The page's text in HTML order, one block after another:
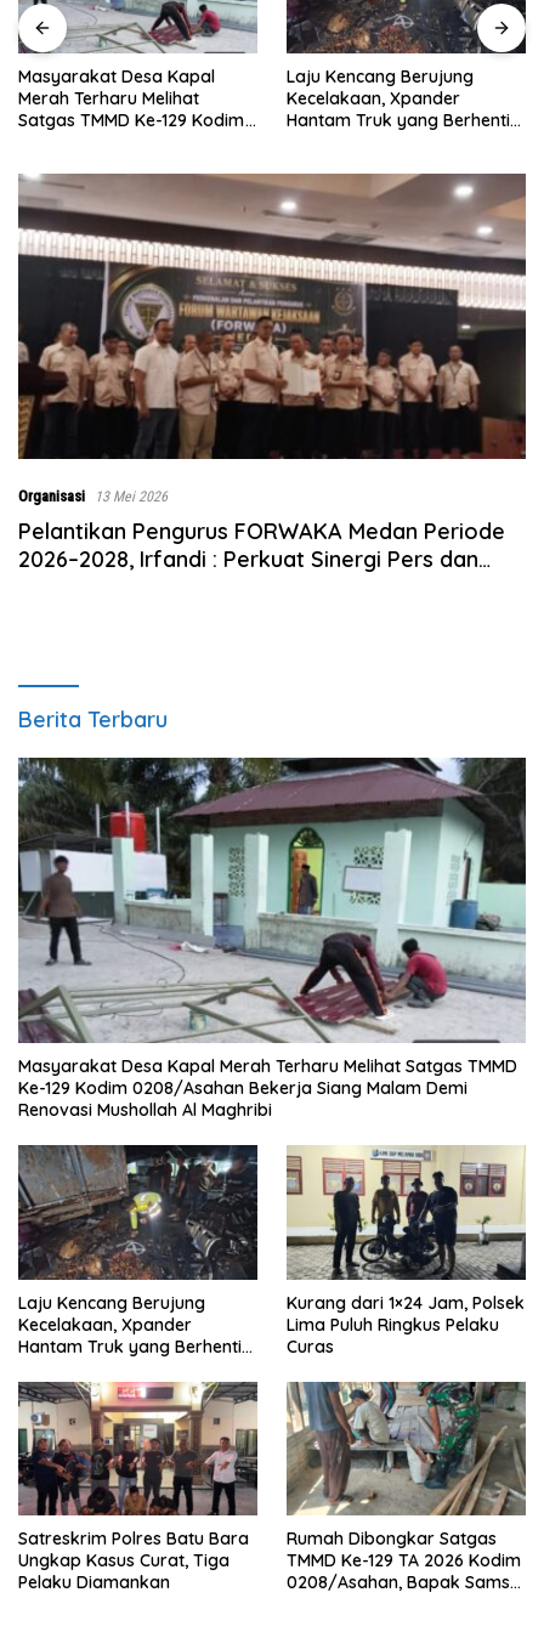
Laju Kencang Berujung
Kecelakaan, Xpander
Hantam Truk yang Berhenti
Kurang dari 1×24 Jam, Polsek
Lima Puluh Ringkus Pelaku
Curas
Organisasi 13 Mei 2026
Pelantikan Pengurus FORWAKA Medan Periode
2026–2028, Irfandi : Perkuat Sinergi Pers dan
Berita Terbaru
Masyarakat Desa Kapal Merah Terharu Melihat Satgas TMMD
Ke-129 Kodim 0208/Asahan Bekerja Siang Malam Demi
Renovasi Mushollah Al Maghribi
Laju Kencang Berujung
Kecelakaan, Xpander
Hantam Truk yang Berhenti
Kurang dari 1×24 Jam, Polsek
Lima Puluh Ringkus Pelaku
Curas
Satreskrim Polres Batu Bara
Ungkap Kasus Curat, Tiga
Pelaku Diamankan
Rumah Dibongkar Satgas
TMMD Ke-129 TA 2026 Kodim
0208/Asahan, Bapak Samsul